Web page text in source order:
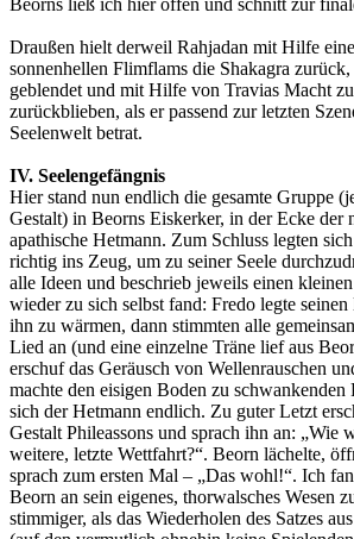
Draußen hielt derweil Rahjadan mit Hilfe
sonnenhellen Flimflams die Shakagra
geblendet und mit Hilfe von Travias Macht
zurückblieben, als er passend zur letzten
Seelenwelt betrat.
IV. Seelengefängnis
Hier stand nun endlich die gesamte Gruppe
Gestalt) in Beorns Eiskerker, in der Ecke der
apathische Hetmann. Zum Schluss legten
richtig ins Zeug, um zu seiner Seele
alle Ideen und beschrieb jeweils einen
wieder zu sich selbst fand: Fredo legte
ihn zu wärmen, dann stimmten alle
Lied an (und eine einzelne Träne lief aus
erschuf das Geräusch von Wellenrauschen
machte den eisigen Boden zu schwankenden
sich der Hetmann endlich. Zu guter Letzt
Gestalt Phileassons und sprach ihn an: „Wie
weitere, letzte Wettfahrt?“. Beorn lächelte,
sprach zum ersten Mal – „Das wohl!“. Ich
Beorn an sein eigenes, thorwalsches Wesen
stimmiger, als das Wiederholen des Satzes